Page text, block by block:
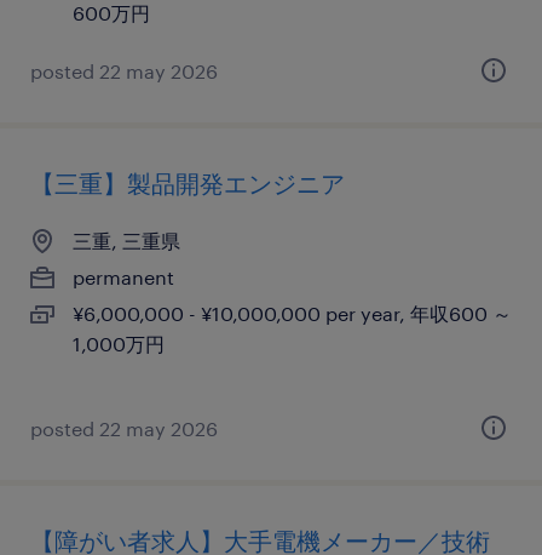
600万円
posted 22 may 2026
【三重】製品開発エンジニア
三重, 三重県
permanent
¥6,000,000 - ¥10,000,000 per year, 年収600 ～
1,000万円
posted 22 may 2026
【障がい者求人】大手電機メーカー／技術